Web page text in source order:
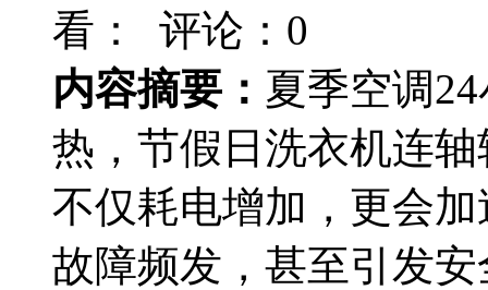
看：
评论：0
内容摘要： 夏季空调
热，节假日洗衣机连
不仅耗电增加，更会
故障频发，甚至引发